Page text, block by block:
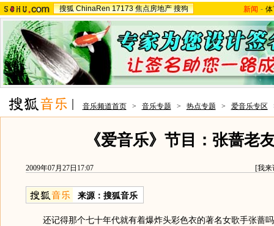
搜狐 ChinaRen 17173 焦点房地产 搜狗 新闻 -
音乐频道首页 > 音乐专题 > 热点专题 > 爱音乐专区
《爱音乐》节目：张蔷老
2009年07月27日17:07 [我来
来源： 搜狐音乐
还记得那个七十年代就有着爆炸头彩色衣的著名女歌手张蔷吗